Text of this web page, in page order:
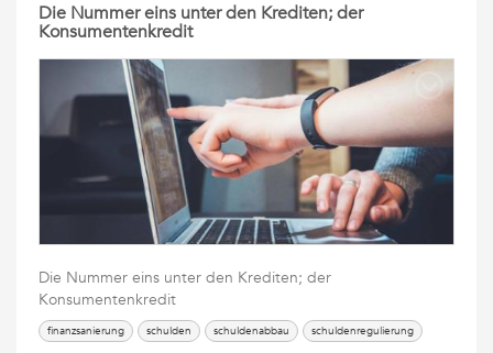
Die Nummer eins unter den Krediten; der
Konsumentenkredit
Die Nummer eins unter den Krediten; der
Konsumentenkredit
finanzsanierung schulden schuldenabbau schuldenregulierung